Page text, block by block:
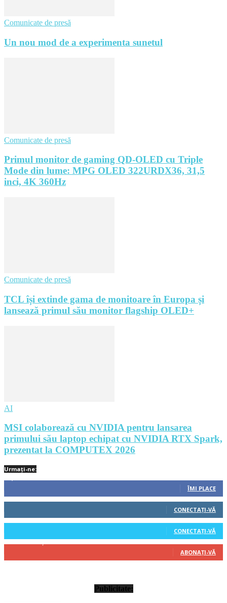
Comunicate de presă
Un nou mod de a experimenta sunetul
Comunicate de presă
Primul monitor de gaming QD-OLED cu Triple
Mode din lume: MPG OLED 322URDX36, 31,5
inci, 4K 360Hz
Comunicate de presă
TCL își extinde gama de monitoare în Europa și
lansează primul său monitor flagship OLED+
AI
MSI colaborează cu NVIDIA pentru lansarea
primului său laptop echipat cu NVIDIA RTX Spark,
prezentat la COMPUTEX 2026
Urmați-ne:
ÎMI PLACE
522 Cititori
CONECTAȚI-VĂ
45 Cititori
CONECTAȚI-VĂ
314 Abonați
ABONAȚI-VĂ
Publicitate: